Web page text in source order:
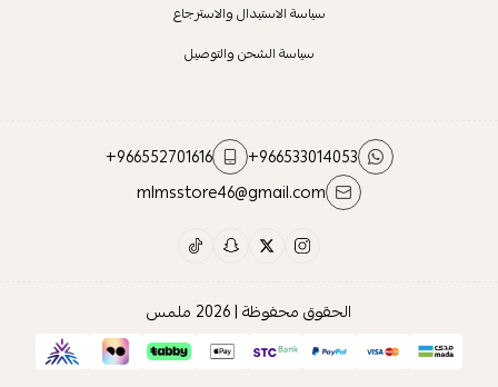
سياسة الاستبدال والاسترجاع
سياسة الشحن والتوصيل
+966533014053
+966552701616
mlmsstore46@gmail.com
الحقوق محفوظة | 2026 ملمس